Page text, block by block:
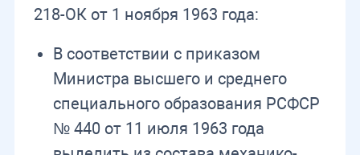
218-ОК от 1 ноября 1963 года:
В соответствии с приказом
Министра высшего и среднего
специального образования РСФСР
№ 440 от 11 июля 1963 года